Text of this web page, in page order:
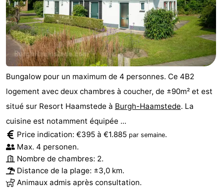
Bungalow pour un maximum de 4 personnes. Ce 4B2
logement avec deux chambres à coucher, de ±90m² et est
situé sur Resort Haamstede à Burgh-Haamstede. La
cuisine est notamment équipée ...
Price indication: €395 à €1.885 par semaine.
Max. 4 personen.
Nombre de chambres: 2.
Distance de la plage: ±3,0 km.
Animaux admis après consultation.